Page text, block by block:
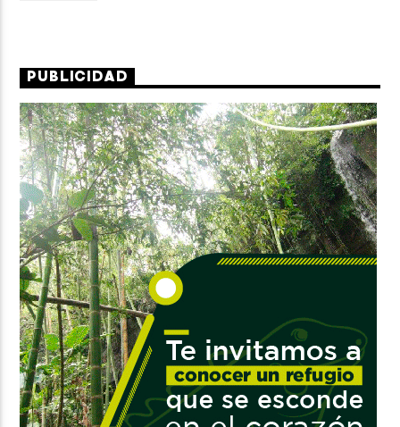
PUBLICIDAD